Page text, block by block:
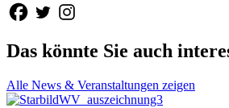
Das könnte Sie auch
Alle News & Veranstaltungen zeigen